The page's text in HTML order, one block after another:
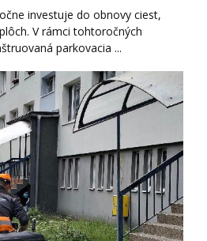
investuje do obnovy ciest,
V rámci tohtoročných
parkovacia ...